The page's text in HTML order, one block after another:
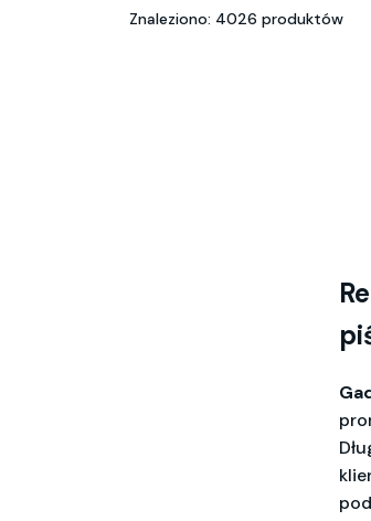
Znaleziono: 4026 produktów